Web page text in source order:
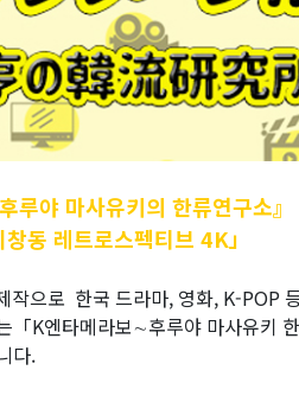
루야 마사유키의 한류연구소』
동 레트로스펙티브 4K」
으로 한국 드라마, 영화, K-POP
「K엔타메라보∼후루야 마사유키
다.